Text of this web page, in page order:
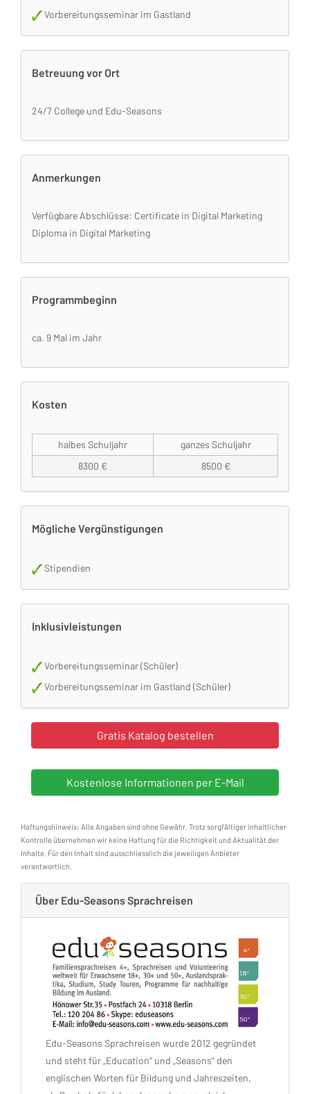
Vorbereitungsseminar im Gastland
Betreuung vor Ort
24/7 College und Edu-Seasons
Anmerkungen
Verfügbare Abschlüsse: Certificate in Digital Marketing
Diploma in Digital Marketing
Programmbeginn
ca. 9 Mal im Jahr
Kosten
halbes Schuljahr
ganzes Schuljahr
8300 €
8500 €
Mögliche Vergünstigungen
Stipendien
Inklusivleistungen
Vorbereitungsseminar (Schüler)
Vorbereitungsseminar im Gastland (Schüler)
Haftungshinweis: Alle Angaben sind ohne Gewähr. Trotz sorgfältiger inhaltlicher
Kontrolle übernehmen wir keine Haftung für die Richtigkeit und Aktualität der
Inhalte. Für den Inhalt sind ausschliesslich die jeweiligen Anbieter
verantwortlich.
Über Edu-Seasons Sprachreisen
Edu-Seasons Sprachreisen wurde 2012 gegründet
und steht für „Education“ und „Seasons“ den
englischen Worten für Bildung und Jahreszeiten,